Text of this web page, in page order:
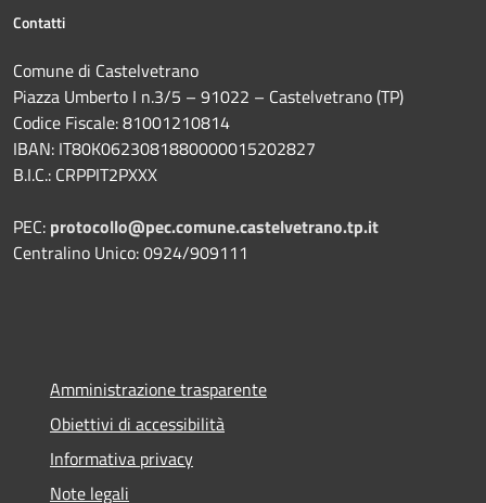
Contatti
Comune di Castelvetrano
Piazza Umberto I n.3/5 – 91022 – Castelvetrano (TP)
Codice Fiscale: 81001210814
IBAN: IT80K0623081880000015202827
B.I.C.: CRPPIT2PXXX
PEC: protocollo@pec.comune.castelvetrano.tp.it
Centralino Unico: 0924/909111
Amministrazione trasparente
Obiettivi di accessibilità
Informativa privacy
Note legali